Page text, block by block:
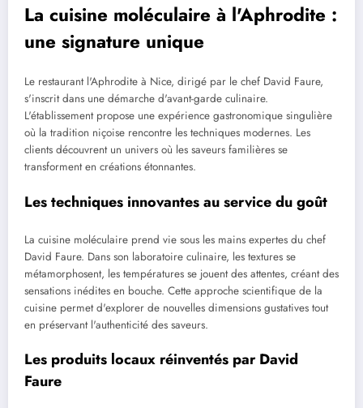
La cuisine moléculaire à l'Aphrodite :
une signature unique
Le restaurant l'Aphrodite à Nice, dirigé par le chef David Faure,
s'inscrit dans une démarche d'avant-garde culinaire.
L'établissement propose une expérience gastronomique singulière
où la tradition niçoise rencontre les techniques modernes. Les
clients découvrent un univers où les saveurs familières se
transforment en créations étonnantes.
Les techniques innovantes au service du goût
La cuisine moléculaire prend vie sous les mains expertes du chef
David Faure. Dans son laboratoire culinaire, les textures se
métamorphosent, les températures se jouent des attentes, créant des
sensations inédites en bouche. Cette approche scientifique de la
cuisine permet d'explorer de nouvelles dimensions gustatives tout
en préservant l'authenticité des saveurs.
Les produits locaux réinventés par David
Faure